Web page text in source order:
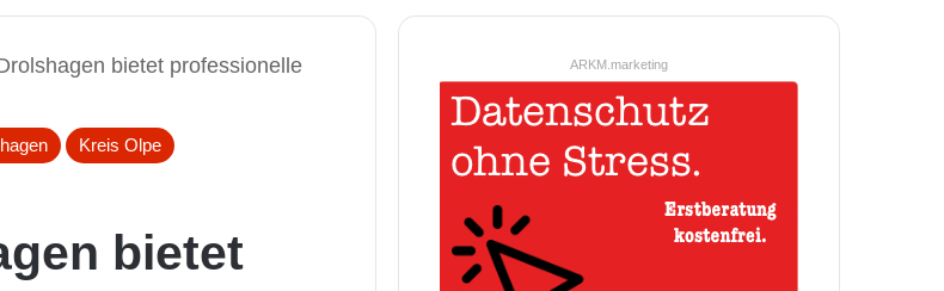
bietet professionelle
Kreis Olpe
bietet
ARKM.marketing